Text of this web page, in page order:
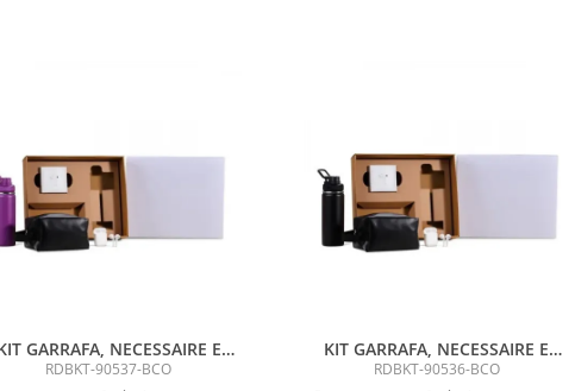
GARRAFA, NECESSAIRE E
FONE - 3 PÇS
RDBKT-90537-BCO
KIT GARRAFA, NECESSAIRE E
FONE - 3 PÇS
RDBKT-90536-BCO